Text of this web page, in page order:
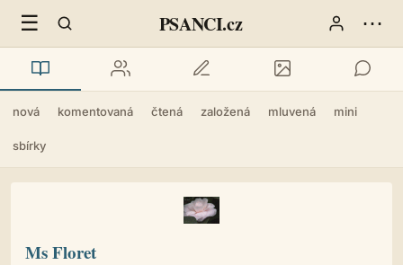
☰ PSANCI.cz ⋯
nová komentovaná čtená založená mluvená mini
sbírky
Ms Floret